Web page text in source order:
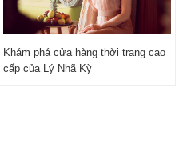
Khám phá cửa hàng thời trang cao
cấp của Lý Nhã Kỳ